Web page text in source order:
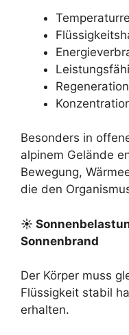
Regeneration
Besonders in
alpinem Gelände
Bewegung,
die den
☀
Sonnenbrand
Der Körper muss
Flüssigkeit stabil
erhalten.